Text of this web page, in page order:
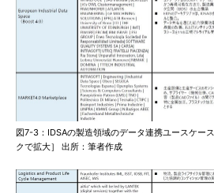
図7-3：IDSAの製造領域のデータ連携ユースケー
クで拡大］ 出所：筆者作成